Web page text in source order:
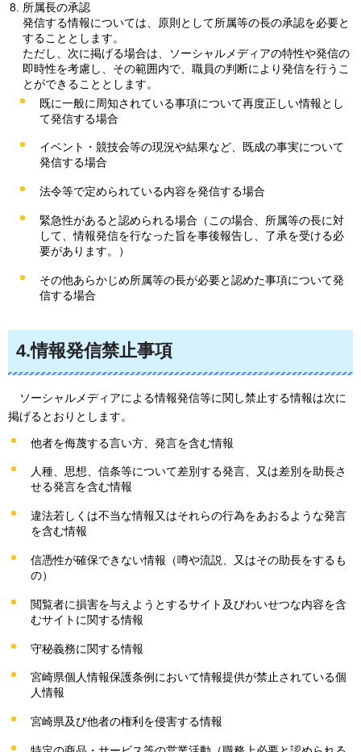
所属長の承認
発信する情報については、原則として所属等の長の承認を必要と
することとします。
ただし、次に掲げる場合は、ソーシャルメディアの特性や発信の
即時性を考慮し、その範囲内で、職員の判断により発信を行うこ
とができることとします。
既に一般に周知されている事項について再度正しい情報とし
て発信する場合
イベント・競技会等の現況や結果など、既成の事実について
発信する場合
法令等で定められている内容を発信する場合
緊急性があると認められる場合（この場合、所属等の長に対
して、情報発信を行なった旨を事後報告し、了承を受ける必
要があります。）
その他あらかじめ所属等の長が必要と認めた事項について発
信する場合
4.情報発信禁止事項
ソーシャルメディアによる情報発信等に関し禁止する情報は次に
掲げるとおりとします。
他者を侮蔑する言い方、発言を含む情報
人種、思想、信条等について差別する発言、又は差別を助長さ
せる発言を含む情報
違法若しくは不当な情報又はそれらの行為をあおるような発言
を含む情報
信憑性が確保できない情報（噂や流説、又はその助長をするも
の）
閲覧者に損害を与えようとするサイト及びわいせつな内容を含
むサイトに関する情報
守秘義務に関する情報
宮崎県個人情報保護条例において情報提供が禁止されている個
人情報
宮崎県及び他者の権利を侵害する情報